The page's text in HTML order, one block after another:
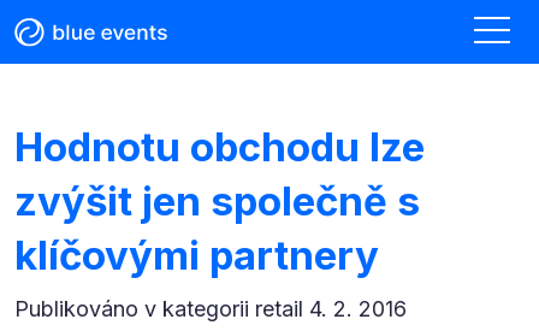
Hodnotu obchodu lze
zvýšit jen společně s
klíčovými partnery
Publikováno v kategorii retail 4. 2. 2016